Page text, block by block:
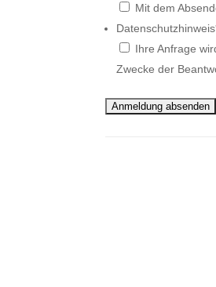
Mit dem
Datenschutzhinweis
Ihre Anfrage
Zwecke der